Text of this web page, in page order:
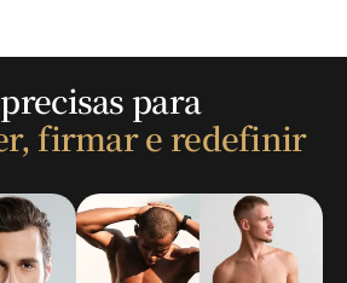
para
firmar e redefinir